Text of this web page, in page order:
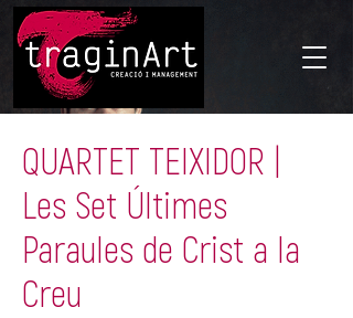
QUARTET TEIXIDOR |
Les Set Últimes
Paraules de Crist a la
Creu